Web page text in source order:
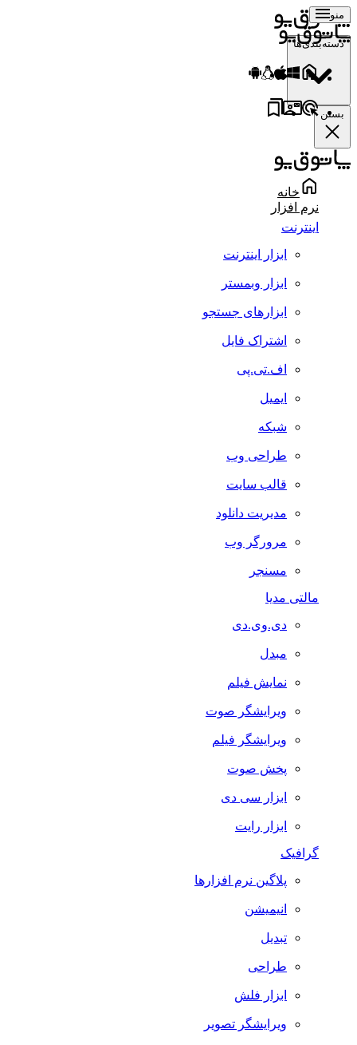
منو
دسته‌بندی‌ها
بستن
خانه
نرم افزار
اینترنت
ابزار اینترنت
ابزار وبمستر
ابزارهای جستجو
اشتراک فایل
اف.تی.پی
ایمیل
شبکه
طراحی وب
قالب سایت
مدیریت دانلود
مرورگر وب
مسنجر
مالتی مدیا
دی.وی.دی
مبدل
نمایش فیلم
ویرایشگر صوت
ویرایشگر فیلم
پخش صوت
ابزار سی دی
ابزار رایت
گرافیک
پلاگین نرم افزارها
انیمیشن
تبدیل
طراحی
ابزار فلش
ویرایشگر تصویر